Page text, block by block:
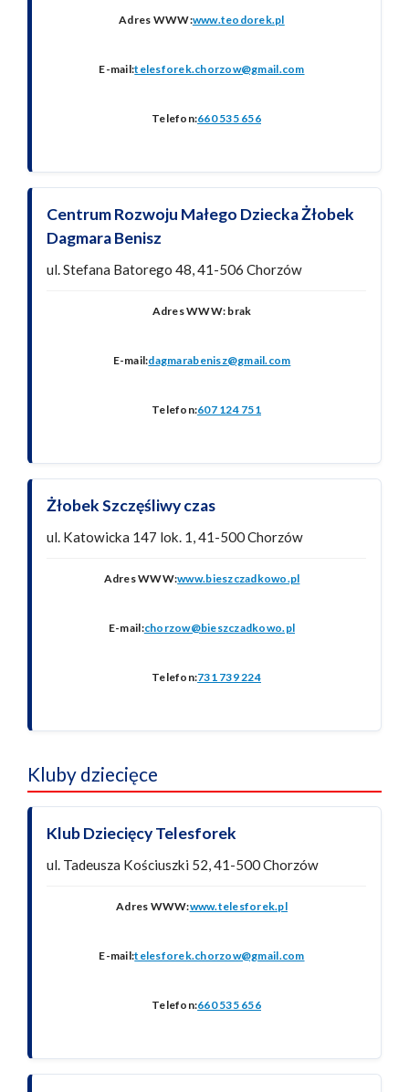
Adres WWW:www.teodorek.pl
E-mail:telesforek.chorzow@gmail.com
Telefon:660 535 656
Centrum Rozwoju Małego Dziecka Żłobek
Dagmara Benisz
ul. Stefana Batorego 48, 41-506 Chorzów
Adres WWW: brak
E-mail:dagmarabenisz@gmail.com
Telefon:607 124 751
Żłobek Szczęśliwy czas
ul. Katowicka 147 lok. 1, 41-500 Chorzów
Adres WWW:www.bieszczadkowo.pl
E-mail:chorzow@bieszczadkowo.pl
Telefon:731 739 224
Kluby dziecięce
Klub Dziecięcy Telesforek
ul. Tadeusza Kościuszki 52, 41-500 Chorzów
Adres WWW:www.telesforek.pl
E-mail:telesforek.chorzow@gmail.com
Telefon:660 535 656